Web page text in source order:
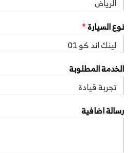
نوع السيارة*
الخدمة المطلوبة
رسالة اضافية